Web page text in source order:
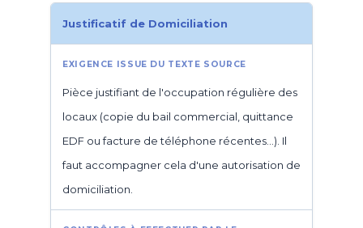
Justificatif de Domiciliation
Pièce justifiant de l'occupation régulière des
locaux (copie du bail commercial, quittance
EDF ou facture de téléphone récentes…). Il
faut accompagner cela d'une autorisation de
domiciliation.